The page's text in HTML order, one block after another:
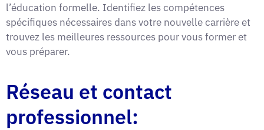
l’éducation formelle. Identifiez les compétences
spécifiques nécessaires dans votre nouvelle carrière et
trouvez les meilleures ressources pour vous former et
vous préparer.
Réseau et contact
professionnel: